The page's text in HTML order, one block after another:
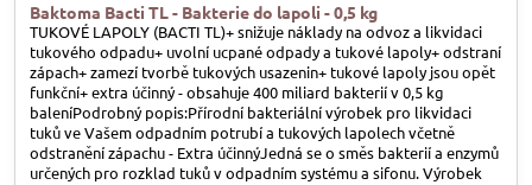
Baktoma Bacti TL - Bakterie do lapoli - 0,5 kg
TUKOVÉ LAPOLY (BACTI TL)+ snižuje náklady na odvoz a likvidaci
tukového odpadu+ uvolní ucpané odpady a tukové lapoly+ odstraní
zápach+ zamezí tvorbě tukových usazenin+ tukové lapoly jsou opět
funkční+ extra účinný - obsahuje 400 miliard bakterií v 0,5 kg
baleníPodrobný popis:Přírodní bakteriální výrobek pro likvidaci
tuků ve Vašem odpadním potrubí a tukových lapolech včetně
odstranění zápachu - Extra účinnýJedná se o směs bakterií a enzymů
určených pro rozklad tuků v odpadním systému a sifonu. Výrobek